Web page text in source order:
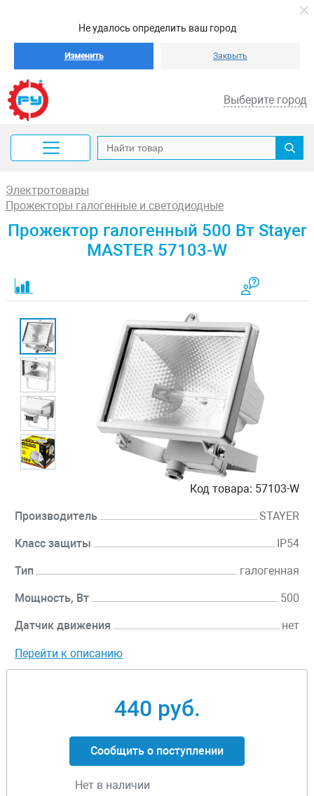
Не удалось определить ваш город
Изменить Закрыть
Выберите город
Электротовары
Прожекторы галогенные и светодиодные
Прожектор галогенный 500 Вт Stayer
MASTER 57103-W
Код товара: 57103-W
Производитель STAYER
Класс защиты IP54
Тип галогенная
Мощность, Вт 500
Датчик движения нет
Перейти к описанию
440 руб.
Сообщить о поступлении
Нет в наличии